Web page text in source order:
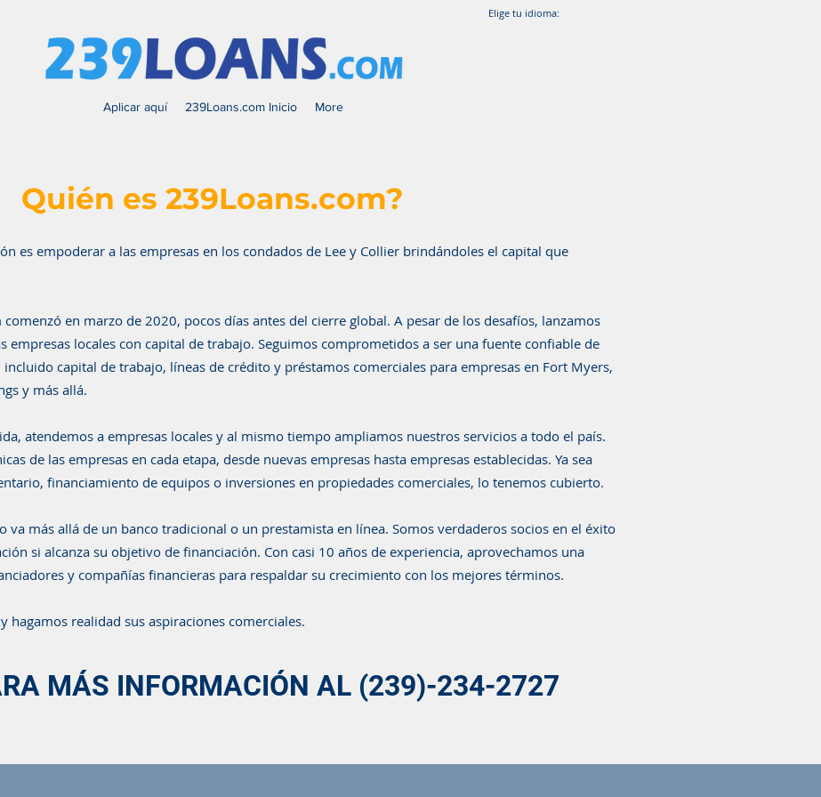
Elige tu idioma:
Aplicar aquí 239Loans.com Inicio More
Quién es 239Loans.com?
es empoderar a las empresas en los condados de Lee y Collier brindándoles el capital que
en marzo de 2020, pocos días antes del cierre global. A pesar de los desafíos, lanzamos
empresas locales con capital de trabajo. Seguimos comprometidos a ser una fuente confiable de
capital de trabajo, líneas de crédito y préstamos comerciales para empresas en Fort Myers,
y más allá.
atendemos a empresas locales y al mismo tiempo ampliamos nuestros servicios a todo el país.
de las empresas en cada etapa, desde nuevas empresas hasta empresas establecidas. Ya sea
financiamiento de equipos o inversiones en propiedades comerciales, lo tenemos cubierto.
va más allá de un banco tradicional o un prestamista en línea. Somos verdaderos socios en el éxito
si alcanza su objetivo de financiación. Con casi 10 años de experiencia, aprovechamos una
y compañías financieras para respaldar su crecimiento con los mejores términos.
hagamos realidad sus aspiraciones comerciales.
MÁS INFORMACIÓN AL (239)-234-2727